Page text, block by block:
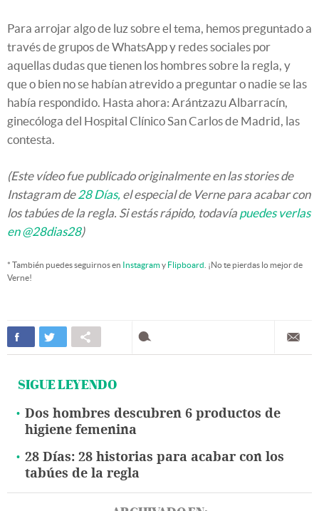
Para arrojar algo de luz sobre el tema, hemos preguntado a
través de grupos de WhatsApp y redes sociales por
aquellas dudas que tienen los hombres sobre la regla, y
que o bien no se habían atrevido a preguntar o nadie se las
había respondido. Hasta ahora: Arántzazu Albarracín,
ginecóloga del Hospital Clínico San Carlos de Madrid, las
contesta.
(Este vídeo fue publicado originalmente en las stories de
Instagram de28 Días, el especial de Verne para acabar con
los tabúes de la regla. Si estás rápido, todavía puedes verlas
en @28dias28)
* También puedes seguirnos en Instagramy Flipboard . ¡No te pierdas lo mejor de
Verne!
SIGUE LEYENDO
Dos hombres descubren 6 productos de
higiene femenina
28 Días: 28 historias para acabar con los
tabúes de la regla